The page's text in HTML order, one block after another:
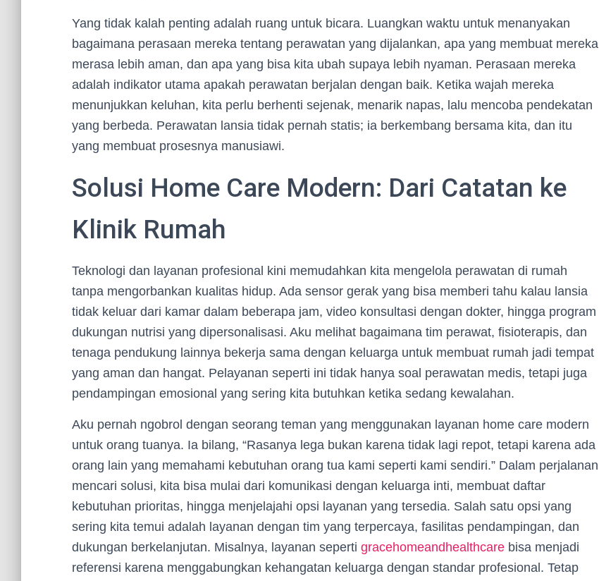
Yang tidak kalah penting adalah ruang untuk bicara. Luangkan waktu untuk menanyakan
bagaimana perasaan mereka tentang perawatan yang dijalankan, apa yang membuat mereka
merasa lebih aman, dan apa yang bisa kita ubah supaya lebih nyaman. Perasaan mereka
adalah indikator utama apakah perawatan berjalan dengan baik. Ketika wajah mereka
menunjukkan keluhan, kita perlu berhenti sejenak, menarik napas, lalu mencoba pendekatan
yang berbeda. Perawatan lansia tidak pernah statis; ia berkembang bersama kita, dan itu
yang membuat prosesnya manusiawi.
Solusi Home Care Modern: Dari Catatan ke
Klinik Rumah
Teknologi dan layanan profesional kini memudahkan kita mengelola perawatan di rumah
tanpa mengorbankan kualitas hidup. Ada sensor gerak yang bisa memberi tahu kalau lansia
tidak keluar dari kamar dalam beberapa jam, video konsultasi dengan dokter, hingga program
dukungan nutrisi yang dipersonalisasi. Aku melihat bagaimana tim perawat, fisioterapis, dan
tenaga pendukung lainnya bekerja sama dengan keluarga untuk membuat rumah jadi tempat
yang aman dan hangat. Pelayanan seperti ini tidak hanya soal perawatan medis, tetapi juga
pendampingan emosional yang sering kita butuhkan ketika sedang kewalahan.
Aku pernah ngobrol dengan seorang teman yang menggunakan layanan home care modern
untuk orang tuanya. Ia bilang, “Rasanya lega bukan karena tidak lagi repot, tetapi karena ada
orang lain yang memahami kebutuhan orang tua kami seperti kami sendiri.” Dalam perjalanan
mencari solusi, kita bisa mulai dari komunikasi dengan keluarga inti, membuat daftar
kebutuhan prioritas, hingga menjelajahi opsi layanan yang tersedia. Salah satu opsi yang
sering kita temui adalah layanan dengan tim yang terpercaya, fasilitas pendampingan, dan
dukungan berkelanjutan. Misalnya, layanan seperti gracehomeandhealthcare bisa menjadi
referensi karena menggabungkan kehangatan keluarga dengan standar profesional. Tetap